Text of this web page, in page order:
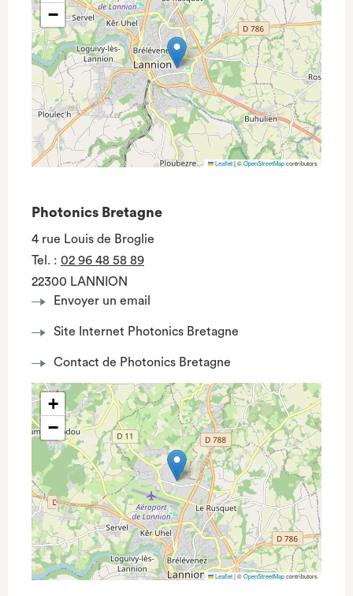
−
Leaflet|©OpenStreetMapcontributors
Photonics Bretagne
4 rue Louis de Broglie
Tel. : 02 96 48 58 89
22300 LANNION
Envoyer un email
Site Internet Photonics Bretagne
Contact de Photonics Bretagne
+
−
Leaflet|©OpenStreetMapcontributors